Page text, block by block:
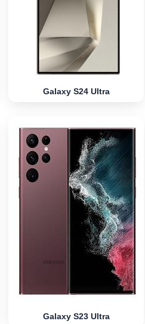
Galaxy S24 Ultra
Galaxy S23 Ultra